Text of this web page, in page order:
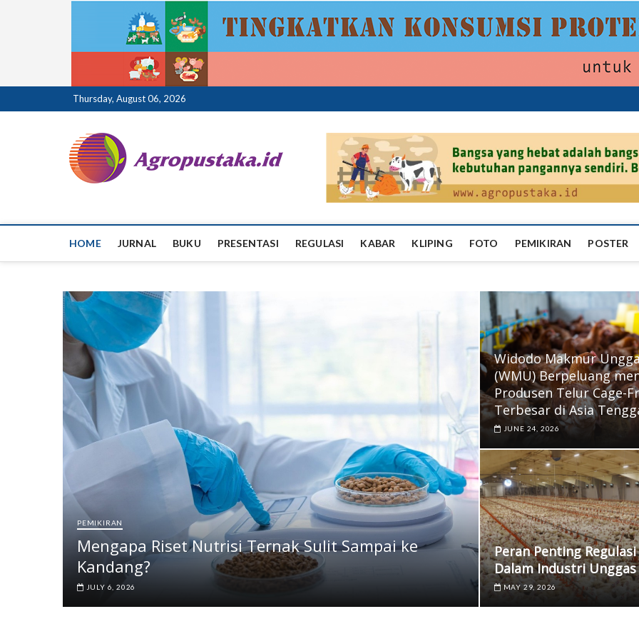
to
Thursday, August 06, 2026
agropustaka
HOME JURNAL BUKU PRESENTASI REGULASI KABAR KLIPING FOTO PEMIKIRAN POSTER
PEMIKIRAN
Mengapa Riset Nutrisi Ternak Sulit Sampai ke
Kandang?
JULY 6, 2026
Widodo Makmur
(WMU) Berpeluang
Produsen Telur Cage-
Terbesar di Asia
JUNE 24, 2026
Peran Penting Regulasi
Dalam Industri Unggas
MAY 29, 2026